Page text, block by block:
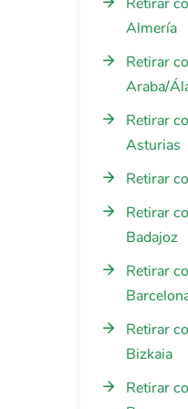
Almería
Retirar
Araba/
Retirar
Asturias
Retirar
Retirar
Badajoz
Retirar
Retirar
Bizkaia
Retirar